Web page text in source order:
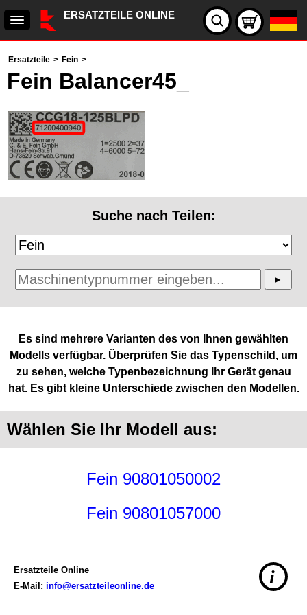
ERSATZTEILE ONLINE
Ersatzteile > Fein >
Fein Balancer45_
Suche nach Teilen:
Es sind mehrere Varianten des von Ihnen gewählten
Modells verfügbar. Überprüfen Sie das Typenschild, um
zu sehen, welche Typenbezeichnung Ihr Gerät genau
hat. Es gibt kleine Unterschiede zwischen den Modellen.
Wählen Sie Ihr Modell aus:
Fein 90801050002
Fein 90801057000
Ersatzteile Online
E-Mail: info@ersatzteileonline.de i